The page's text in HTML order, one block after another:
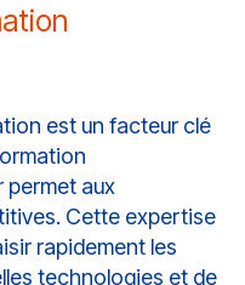
est un facteur clé
permet aux
Cette expertise
rapidement les
technologies et de